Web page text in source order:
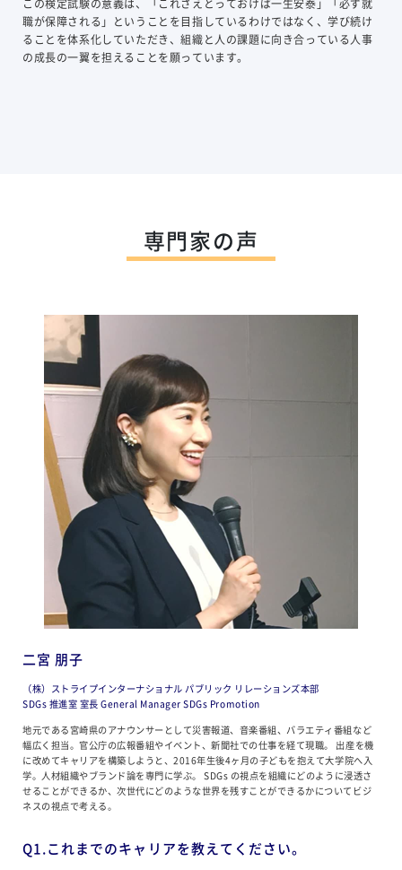
この検定試験の意義は、「これさえとっておけば一生安泰」「必ず就
職が保障される」ということを目指しているわけではなく、学び続け
ることを体系化していただき、組織と人の課題に向き合っている人事
の成長の一翼を担えることを願っています。
専門家の声
二宮 朋子
（株）ストライプインターナショナル パブリック リレーションズ本部
SDGs 推進室 室長 General Manager SDGs Promotion
地元である宮崎県のアナウンサーとして災害報道、音楽番組、バラエティ番組など
幅広く担当。官公庁の広報番組やイベント、新聞社での仕事を経て現職。 出産を機
に改めてキャリアを構築しようと、2016年生後4ヶ月の子どもを抱えて大学院へ入
学。人材組織やブランド論を専門に学ぶ。 SDGs の視点を組織にどのように浸透さ
せることができるか、次世代にどのような世界を残すことができるかについてビジ
ネスの視点で考える。
Q1.これまでのキャリアを教えてください。